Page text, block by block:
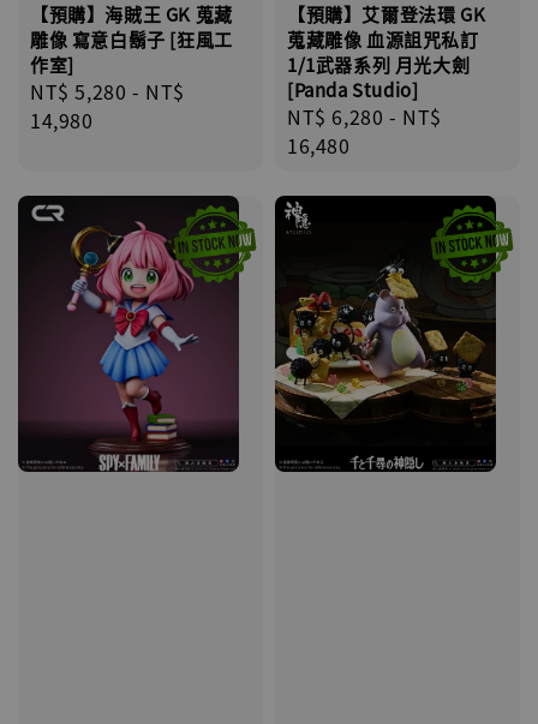
【預購】海賊王 GK 蒐藏
雕像 寫意白鬍子 [狂風工
作室]
Regular
price
NT$ 5,280 - NT$
14,980
【預購】艾爾登法環 GK
蒐藏雕像 血源詛咒私訂
1/1武器系列 月光大劍
[Panda Studio]
Regular
price
NT$ 6,280 - NT$
16,480